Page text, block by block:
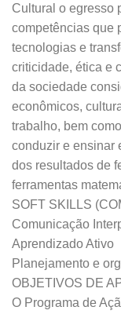
Cultural o egresso
competências que
tecnologias e
criticidade, ética e
da sociedade
econômicos,
trabalho, bem
conduzir e ensinar
dos resultados de
ferramentas
SOFT SKILLS
Comunicação
Aprendizado Ativo
Planejamento e
OBJETIVOS DE
O Programa de